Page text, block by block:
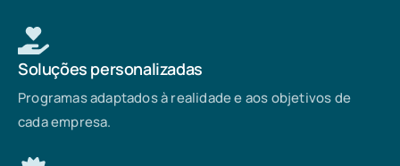
Soluções personalizadas
Programas adaptados à realidade e aos objetivos de
cada empresa.